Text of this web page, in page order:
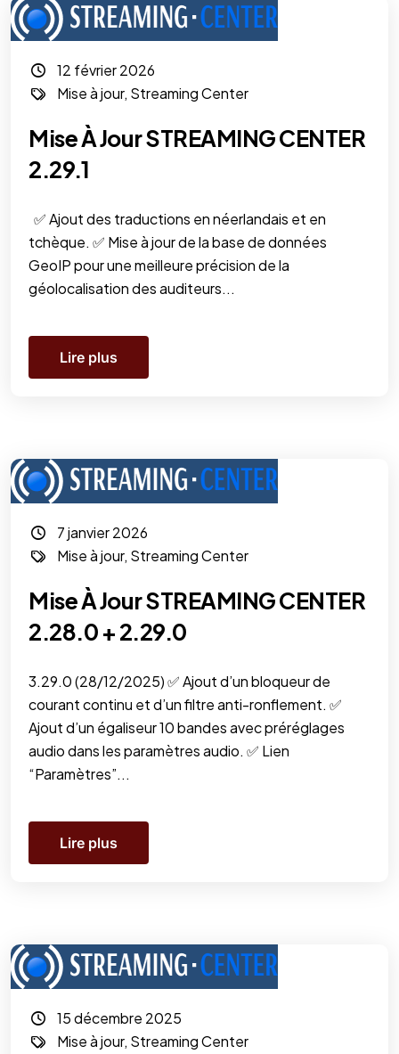
12 février 2026
Mise à jour, Streaming Center
Mise À Jour STREAMING CENTER
2.29.1
✅ Ajout des traductions en néerlandais et en
tchèque. ✅ Mise à jour de la base de données
GeoIP pour une meilleure précision de la
géolocalisation des auditeurs...
Lire plus
7 janvier 2026
Mise à jour, Streaming Center
Mise À Jour STREAMING CENTER
2.28.0 + 2.29.0
3.29.0 (28/12/2025) ✅ Ajout d’un bloqueur de
courant continu et d’un filtre anti-ronflement. ✅
Ajout d’un égaliseur 10 bandes avec préréglages
audio dans les paramètres audio. ✅ Lien
“Paramètres”...
Lire plus
15 décembre 2025
Mise à jour, Streaming Center